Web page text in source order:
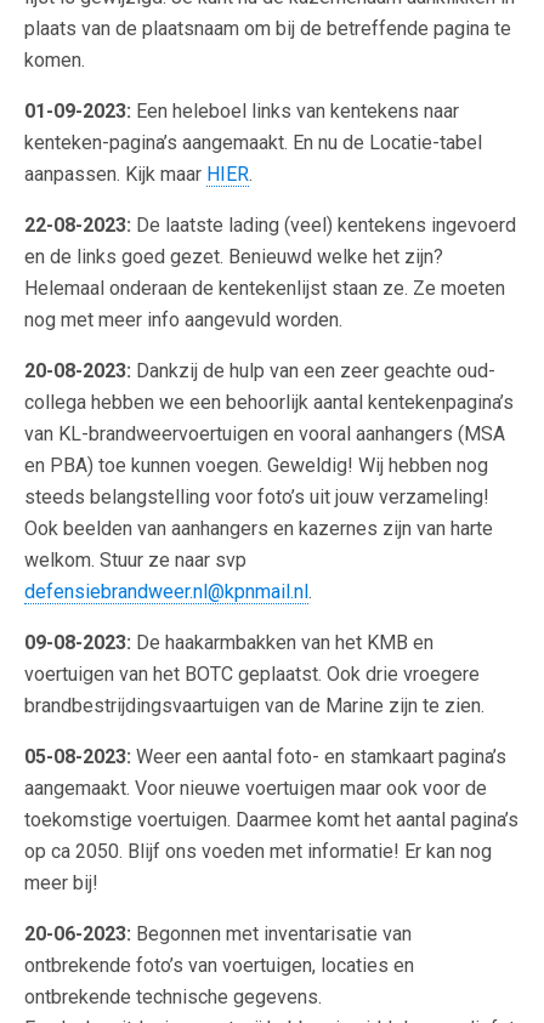
plaats van de plaatsnaam om bij de betreffende pagina te
komen.
01-09-2023: Een heleboel links van kentekens naar
kenteken-pagina’s aangemaakt. En nu de Locatie-tabel
aanpassen. Kijk maar HIER.
22-08-2023: De laatste lading (veel) kentekens ingevoerd
en de links goed gezet. Benieuwd welke het zijn?
Helemaal onderaan de kentekenlijst staan ze. Ze moeten
nog met meer info aangevuld worden.
20-08-2023: Dankzij de hulp van een zeer geachte oud-
collega hebben we een behoorlijk aantal kentekenpagina’s
van KL-brandweervoertuigen en vooral aanhangers (MSA
en PBA) toe kunnen voegen. Geweldig! Wij hebben nog
steeds belangstelling voor foto’s uit jouw verzameling!
Ook beelden van aanhangers en kazernes zijn van harte
welkom. Stuur ze naar svp
defensiebrandweer.nl@kpnmail.nl .
09-08-2023: De haakarmbakken van het KMB en
voertuigen van het BOTC geplaatst. Ook drie vroegere
brandbestrijdingsvaartuigen van de Marine zijn te zien.
05-08-2023: Weer een aantal foto- en stamkaart pagina’s
aangemaakt. Voor nieuwe voertuigen maar ook voor de
toekomstige voertuigen. Daarmee komt het aantal pagina’s
op ca 2050. Blijf ons voeden met informatie! Er kan nog
meer bij!
20-06-2023: Begonnen met inventarisatie van
ontbrekende foto’s van voertuigen, locaties en
ontbrekende technische gegevens.